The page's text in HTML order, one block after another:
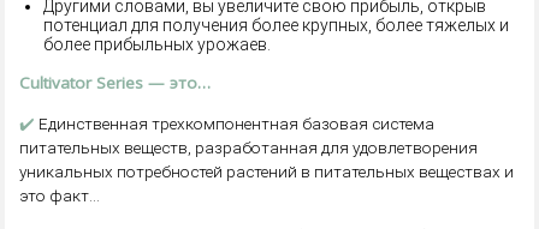
Другими словами, вы увеличите свою прибыль, открыв
потенциал для получения более крупных, более тяжелых и
более прибыльных урожаев.
Cultivator Series — это…
✔️ Единственная трехкомпонентная базовая система
питательных веществ, разработанная для удовлетворения
уникальных потребностей растений в питательных веществах и
это факт…